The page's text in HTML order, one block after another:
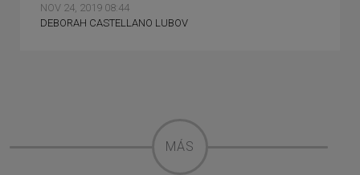
NOV 24, 2019 08:44
DEBORAH CASTELLANO LUBOV
MÁS